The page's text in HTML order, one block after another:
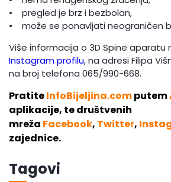
• pregled je brz i bezbolan,
• može se ponavljati neograničen
Više informacija o 3D Spine
Instagram profilu, na adresi Filipa
na broj telefona 065/990-668.
PratiteInfoBijeljina.computem
aplikacije, te društvenih
mreža Facebook, Twitter,
zajednice.
Tagovi